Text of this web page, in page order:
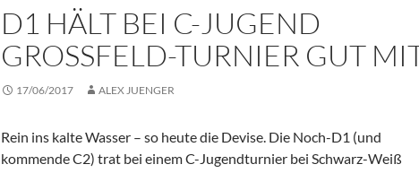
D1 HÄLT BEI C-JUGEND
GROSSFELD-TURNIER GUT MIT
17/06/2017 ALEX JUENGER
Rein ins kalte Wasser – so heute die Devise. Die Noch-D1 (und
kommende C2) trat bei einem C-Jugendturnier bei Schwarz-Weiß